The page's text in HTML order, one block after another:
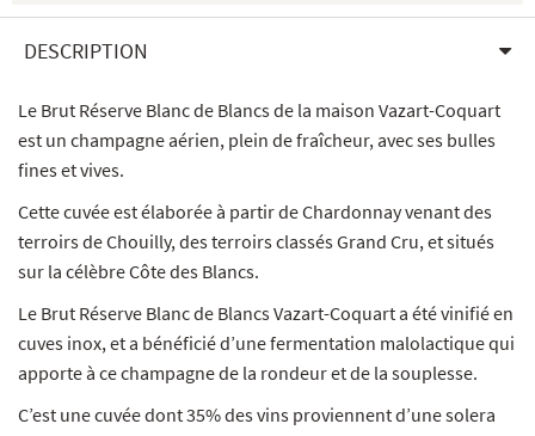
DESCRIPTION
Le Brut Réserve Blanc de Blancs de la maison Vazart-Coquart
est un champagne aérien, plein de fraîcheur, avec ses bulles
fines et vives.
Cette cuvée est élaborée à partir de Chardonnay venant des
terroirs de Chouilly, des terroirs classés Grand Cru, et situés
sur la célèbre Côte des Blancs.
Le Brut Réserve Blanc de Blancs Vazart-Coquart a été vinifié en
cuves inox, et a bénéficié d’une fermentation malolactique qui
apporte à ce champagne de la rondeur et de la souplesse.
C’est une cuvée dont 35% des vins proviennent d’une solera